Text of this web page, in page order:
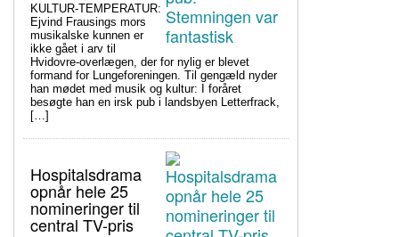
KULTUR-TEMPERATUR:
Ejvind Frausings mors
musikalske kunnen er
ikke gået i arv til
Hvidovre-overlægen, der for nylig er blevet
formand for Lungeforeningen. Til gengæld nyder
han mødet med musik og kultur: I foråret
besøgte han en irsk pub i landsbyen Letterfrack,
[…]
Hospitalsdrama
opnår hele 25
nomineringer til
central TV-pris